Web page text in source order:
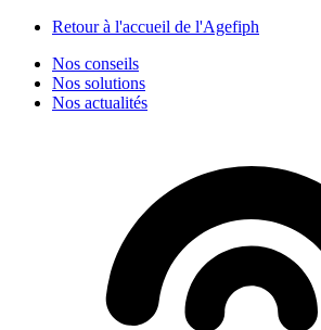
Retour à l'accueil de l'Agefiph
Nos conseils
Nos solutions
Nos actualités